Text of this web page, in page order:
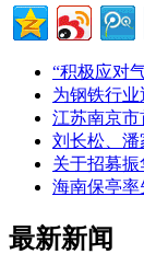
“积极应对
为钢铁行业
江苏南京市
刘长松、潘
关于招募
海南保亭率
最新新闻